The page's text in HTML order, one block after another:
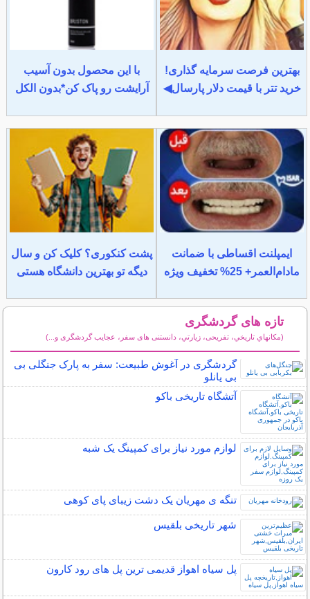
بهترین فرصت سرمایه گذاری!
خرید تتر با قیمت دلار پارسال◀
با این محصول بدون آسیب
آرایشت رو پاک کن*بدون الکل
ایمپلنت اقساطی با ضمانت
مادام‌العمر+ 25% تخفیف ویژه
پشت کنکوری؟ کلیک کن و سال
دیگه تو بهترین دانشگاه هستی
تازه های گردشگری
(مكانهاي تاريخي، تفریحی، زيارتي، دانستنی های سفر، عجایب گردشگری و...)
گردشگری در آغوش طبیعت: سفر به پارک جنگلی بی
بی یانلو
آتشگاه تاریخی باکو
لوازم مورد نیاز برای کمپینگ یک شبه
تنگه ی مهریان یک دشت زیبای پای کوهی
شهر تاریخی بلقیس
پل سیاه اهواز قدیمی ترین پل های رود کارون